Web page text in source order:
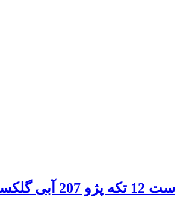
ست 12 تکه پژو 207 آبی گلکسی براق